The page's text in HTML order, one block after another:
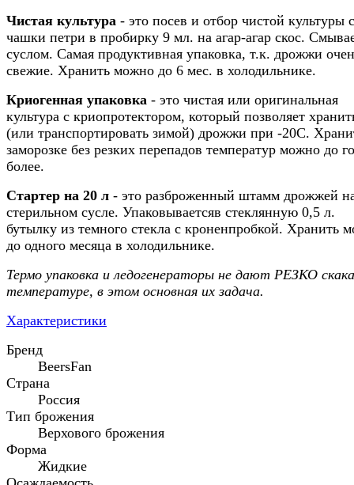
Чистая культура - это посев и отбор чистой культуры с
чашки петри в пробирку 9 мл. на агар-агар скос.
суслом. Самая продуктивная упаковка, т.к. дрожжи
свежие. Хранить можно до 6 мес. в холодильнике.
Криогенная упаковка - это чистая или оригинальная
культура с криопротектором, который позволяет
(или транспортировать зимой) дрожжи при -20С.
заморозке без резких перепадов температур можно до
более.
Стартер на 20 л - это разброженный штамм дрожжей
стерильном сусле. Упаковываетсяв стеклянную 0,5 л.
бутылку из темного стекла с кроненпробкой. Хранить
до одного месяца в холодильнике.
Термо упаковка и ледогенераторы не дают РЕЗКО
температуре, в этом основная их задача.
Характеристики
Бренд
BeersFan
Страна
Россия
Тип брожения
Верхового брожения
Форма
Жидкие